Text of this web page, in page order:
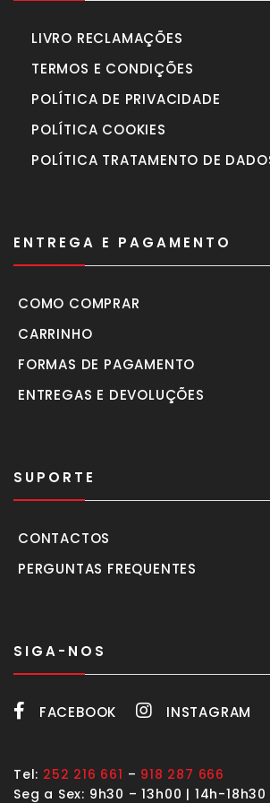
LIVRO RECLAMAÇÕES
TERMOS E CONDIÇÕES
POLÍTICA DE PRIVACIDADE
POLÍTICA COOKIES
POLÍTICA TRATAMENTO DE
ENTREGA E PAGAMENTO
COMO COMPRAR
CARRINHO
FORMAS DE PAGAMENTO
ENTREGAS E DEVOLUÇÕES
SUPORTE
CONTACTOS
PERGUNTAS FREQUENTES
SIGA-NOS
FACEBOOK INSTAGRAM
Tel: 252 216 661 – 918 287 666
Seg a Sex: 9h30 – 13h00 | 14h-18h30